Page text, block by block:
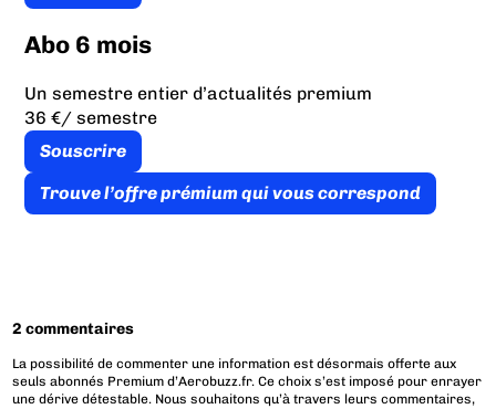
Abo 6 mois
Un semestre entier d’actualités premium
36 €/ semestre
Souscrire
Trouve l’offre prémium qui vous correspond
2 commentaires
La possibilité de commenter une information est désormais offerte aux
seuls abonnés Premium d’Aerobuzz.fr. Ce choix s’est imposé pour enrayer
une dérive détestable. Nous souhaitons qu’à travers leurs commentaires,